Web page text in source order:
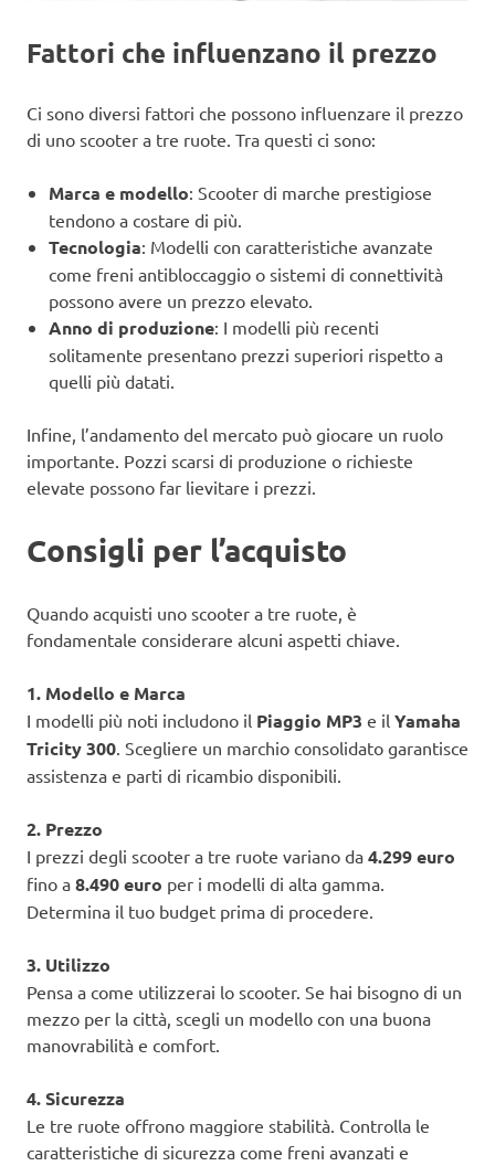
Fattori che influenzano il prezzo
Ci sono diversi fattori che possono influenzare il prezzo
di uno scooter a tre ruote. Tra questi ci sono:
Marca e modello: Scooter di marche prestigiose
tendono a costare di più.
Tecnologia: Modelli con caratteristiche avanzate
come freni antibloccaggio o sistemi di connettività
possono avere un prezzo elevato.
Anno di produzione: I modelli più recenti
solitamente presentano prezzi superiori rispetto a
quelli più datati.
Infine, l’andamento del mercato può giocare un ruolo
importante. Pozzi scarsi di produzione o richieste
elevate possono far lievitare i prezzi.
Consigli per l’acquisto
Quando acquisti uno scooter a tre ruote, è
fondamentale considerare alcuni aspetti chiave.
1. Modello e Marca
I modelli più noti includono il Piaggio MP3 e il Yamaha
Tricity 300. Scegliere un marchio consolidato garantisce
assistenza e parti di ricambio disponibili.
2. Prezzo
I prezzi degli scooter a tre ruote variano da 4.299 euro
fino a 8.490 euro per i modelli di alta gamma.
Determina il tuo budget prima di procedere.
3. Utilizzo
Pensa a come utilizzerai lo scooter. Se hai bisogno di un
mezzo per la città, scegli un modello con una buona
manovrabilità e comfort.
4. Sicurezza
Le tre ruote offrono maggiore stabilità. Controlla le
caratteristiche di sicurezza come freni avanzati e